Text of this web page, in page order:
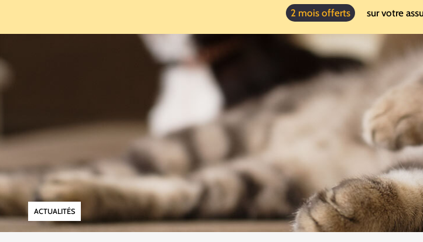
2 mois offerts sur votre
ACTUALITÉS